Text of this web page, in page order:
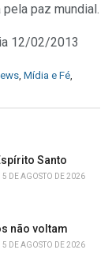
paz mundial.
12/02/2013
Mídia e Fé
Santo
5 DE AGOSTO DE 2026
não voltam
5 DE AGOSTO DE 2026